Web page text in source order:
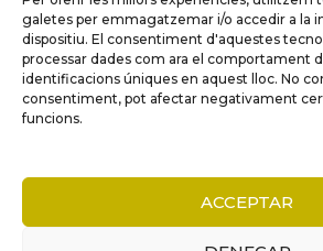
galetes per emmagatzemar i/o accedir a la
dispositiu. El consentiment d'aquestes
processar dades com ara el comportament
identificacions úniques en aquest lloc. No
consentiment, pot afectar negativament
funcions.
ACCEPTAR
Tots els drets reservats
Música.
COMPARE (0)